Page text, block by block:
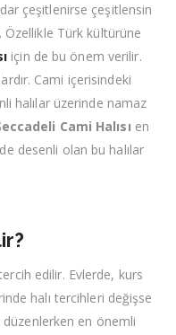
çeşitlenirse çeşitlensin
Özellikle Türk kültürüne
için de bu önem verilir.
Cami içerisindeki
halılar üzerinde namaz
Cami Halısı en
desenli olan bu halılar
edilir. Evlerde, kurs
halı tercihleri değişse
düzenlerken en önemli